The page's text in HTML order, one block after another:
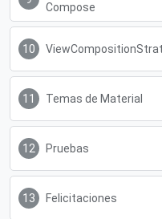
Compose
Temas de Material
Pruebas
Felicitaciones